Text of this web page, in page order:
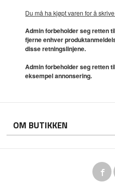
Du må ha kjøpt varen for å
Admin forbeholder seg retten
fjerne enhver
disse retningslinjene.
Admin forbeholder seg retten
eksempel annonsering.
OM BUTIKKEN